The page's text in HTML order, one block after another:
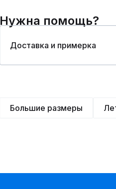
Нужна помощь?
Доставка и примерка
Большие размеры